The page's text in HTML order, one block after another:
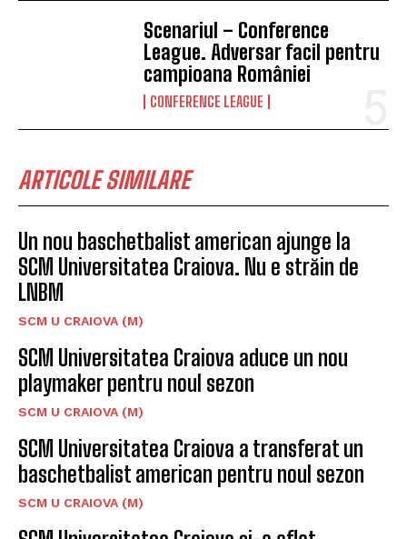
Scenariul – Conference
League. Adversar facil pentru
campioana României
CONFERENCE LEAGUE
ARTICOLE SIMILARE
Un nou baschetbalist american ajunge la
SCM Universitatea Craiova. Nu e străin de
LNBM
SCM U CRAIOVA (M)
SCM Universitatea Craiova aduce un nou
playmaker pentru noul sezon
SCM U CRAIOVA (M)
SCM Universitatea Craiova a transferat un
baschetbalist american pentru noul sezon
SCM U CRAIOVA (M)